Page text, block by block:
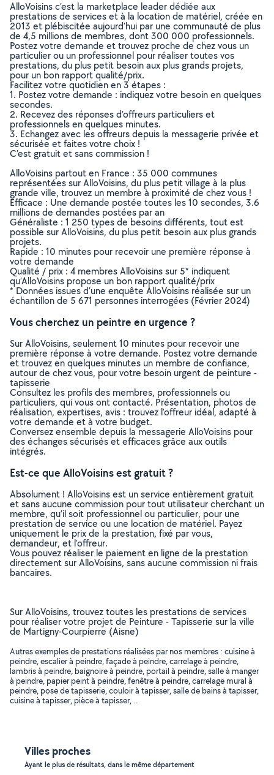
AlloVoisins c’est la marketplace leader dédiée aux
prestations de services et à la location de matériel, créée en
2013 et plébiscitée aujourd’hui par une communauté de plus
de 4,5 millions de membres, dont 300 000 professionnels.
Postez votre demande et trouvez proche de chez vous un
particulier ou un professionnel pour réaliser toutes vos
prestations, du plus petit besoin aux plus grands projets,
pour un bon rapport qualité/prix.
Facilitez votre quotidien en 3 étapes :
1. Postez votre demande : indiquez votre besoin en quelques
secondes.
2. Recevez des réponses d’offreurs particuliers et
professionnels en quelques minutes.
3. Echangez avec les offreurs depuis la messagerie privée et
sécurisée et faites votre choix !
C’est gratuit et sans commission !
AlloVoisins partout en France : 35 000 communes
représentées sur AlloVoisins, du plus petit village à la plus
grande ville, trouvez un membre à proximité de chez vous !
Efficace : Une demande postée toutes les 10 secondes, 3.6
millions de demandes postées par an
Généraliste : 1 250 types de besoins différents, tout est
possible sur AlloVoisins, du plus petit besoin aux plus grands
projets.
Rapide : 10 minutes pour recevoir une première réponse à
votre demande
Qualité / prix : 4 membres AlloVoisins sur 5* indiquent
qu’AlloVoisins propose un bon rapport qualité/prix
* Données issues d’une enquête AlloVoisins réalisée sur un
échantillon de 5 671 personnes interrogées (Février 2024)
Vous cherchez un peintre en urgence ?
Sur AlloVoisins, seulement 10 minutes pour recevoir une
première réponse à votre demande. Postez votre demande
et trouvez en quelques minutes un membre de confiance,
autour de chez vous, pour votre besoin urgent de peinture -
tapisserie
Consultez les profils des membres, professionnels ou
particuliers, qui vous ont contacté. Présentation, photos de
réalisation, expertises, avis : trouvez l'offreur idéal, adapté à
votre demande et à votre budget.
Conversez ensemble depuis la messagerie AlloVoisins pour
des échanges sécurisés et efficaces grâce aux outils
intégrés.
Est-ce que AlloVoisins est gratuit ?
Absolument ! AlloVoisins est un service entièrement gratuit
et sans aucune commission pour tout utilisateur cherchant un
membre, qu’il soit professionnel ou particulier, pour une
prestation de service ou une location de matériel. Payez
uniquement le prix de la prestation, fixé par vous,
demandeur, et l’offreur.
Vous pouvez réaliser le paiement en ligne de la prestation
directement sur AlloVoisins, sans aucune commission ni frais
bancaires.
Sur AlloVoisins, trouvez toutes les prestations de services
pour réaliser votre projet de Peinture - Tapisserie sur la ville
de Martigny-Courpierre (Aisne)
Autres exemples de prestations réalisées par nos membres : cuisine à
peindre, escalier à peindre, façade à peindre, carrelage à peindre,
lambris à peindre, baignoire à peindre, portail à peindre, salle à manger
à peindre, papier peint à peindre, fenêtre à peindre, carrelage mural à
peindre, pose de tapisserie, couloir à tapisser, salle de bains à tapisser,
cuisine à tapisser, pièce à tapisser, ..
Villes proches
Ayant le plus de résultats, dans le même département